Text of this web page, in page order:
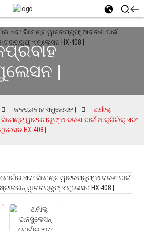
|
ଜଳପ୍ରବାହ ଏମୁଲେସନ |
ଥର୍ମାଲ୍
ସିମେଣ୍ଟ ୱାଟରପ୍ରୁଫ୍ ଆବରଣ ପାଇଁ ଆକ୍ରିଲିକ୍ ଏବଂ
HX-408 |